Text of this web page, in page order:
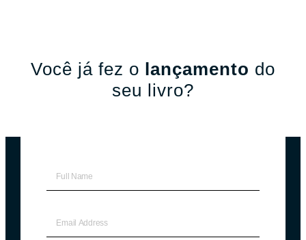
Você já fez o lançamento do
seu livro?